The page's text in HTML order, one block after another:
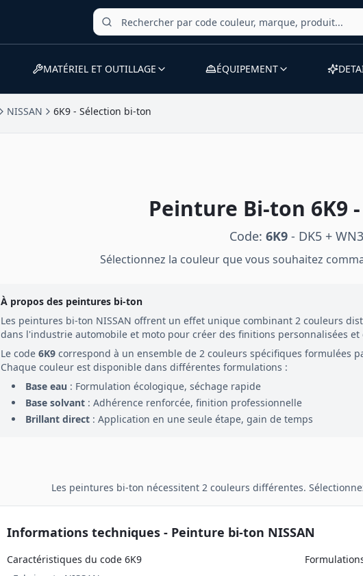
MATÉRIEL ET OUTILLAGE ÉQUIPEMENT
NISSAN 6K9 - Sélection bi-ton
Peinture Bi-ton 6K9 -
Code: 6K9 - DK5 + WN3
Sélectionnez la couleur que vous souhaitez
À propos des peintures bi-ton
Les peintures bi-ton NISSAN offrent un effet unique combinant 2 couleurs
dans l'industrie automobile et moto pour créer des finitions personnalisées et
Le code 6K9 correspond à un ensemble de 2 couleurs spécifiques formulées
Chaque couleur est disponible dans différentes formulations :
Base eau : Formulation écologique, séchage rapide
Base solvant : Adhérence renforcée, finition professionnelle
Brillant direct : Application en une seule étape, gain de temps
Les peintures bi-ton nécessitent 2couleurs différentes.
Informations techniques - Peinture bi-ton NISSAN
Caractéristiques du code 6K9